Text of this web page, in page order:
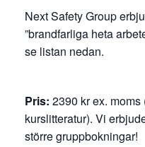
Next Safety Group
”brandfarliga heta
se listan nedan.
Pris: 2390 kr ex.
kurslitteratur). Vi
större gruppbokningar!